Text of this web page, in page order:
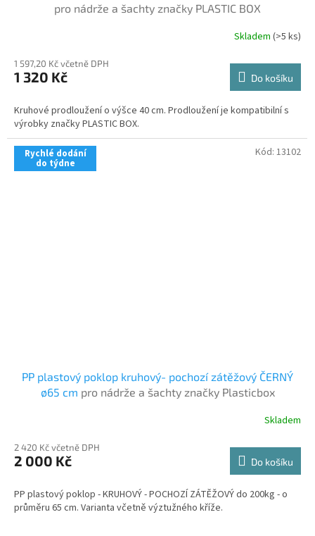
pro nádrže a šachty značky PLASTIC BOX
Skladem (>5 ks)
1 597,20 Kč včetně DPH
1 320 Kč Do košíku
Kruhové prodloužení o výšce 40 cm. Prodloužení je kompatibilní s
výrobky značky PLASTIC BOX.
Rychlé dodání
do týdne
PP plastový poklop kruhový- pochozí zátěžový ČERNÝ
ø65 cm pro nádrže a šachty značky Plasticbox
Skladem
2 420 Kč včetně DPH
2 000 Kč Do košíku
PP plastový poklop - KRUHOVÝ - POCHOZÍ ZÁTĚŽOVÝ do 200kg - o
průměru 65 cm. Varianta včetně výztužného kříže.
Kód: 13102